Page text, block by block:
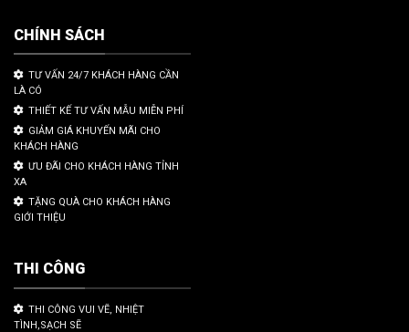
CHÍNH SÁCH
TƯ VẤN 24/7 KHÁCH HÀNG CẦN
LÀ CÓ
THIẾT KẾ TƯ VẤN MẪU MIỄN PHÍ
GIẢM GIÁ KHUYẾN MÃI CHO
KHÁCH HÀNG
ƯU ĐÃI CHO KHÁCH HÀNG TỈNH
XA
TẶNG QUÀ CHO KHÁCH HÀNG
GIỚI THIỆU
THI CÔNG
THI CÔNG VUI VẼ, NHIỆT
TÌNH,SẠCH SẼ